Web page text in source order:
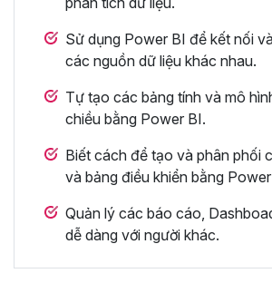
Sử dụng Power BI để kết nối
các nguồn dữ liệu khác nhau.
Tự tạo các bảng tính và mô
chiều bằng Power BI.
Biết cách để tạo và phân phối
và bảng điều khiển bằng
Quản lý các báo cáo,
dễ dàng với người khác.